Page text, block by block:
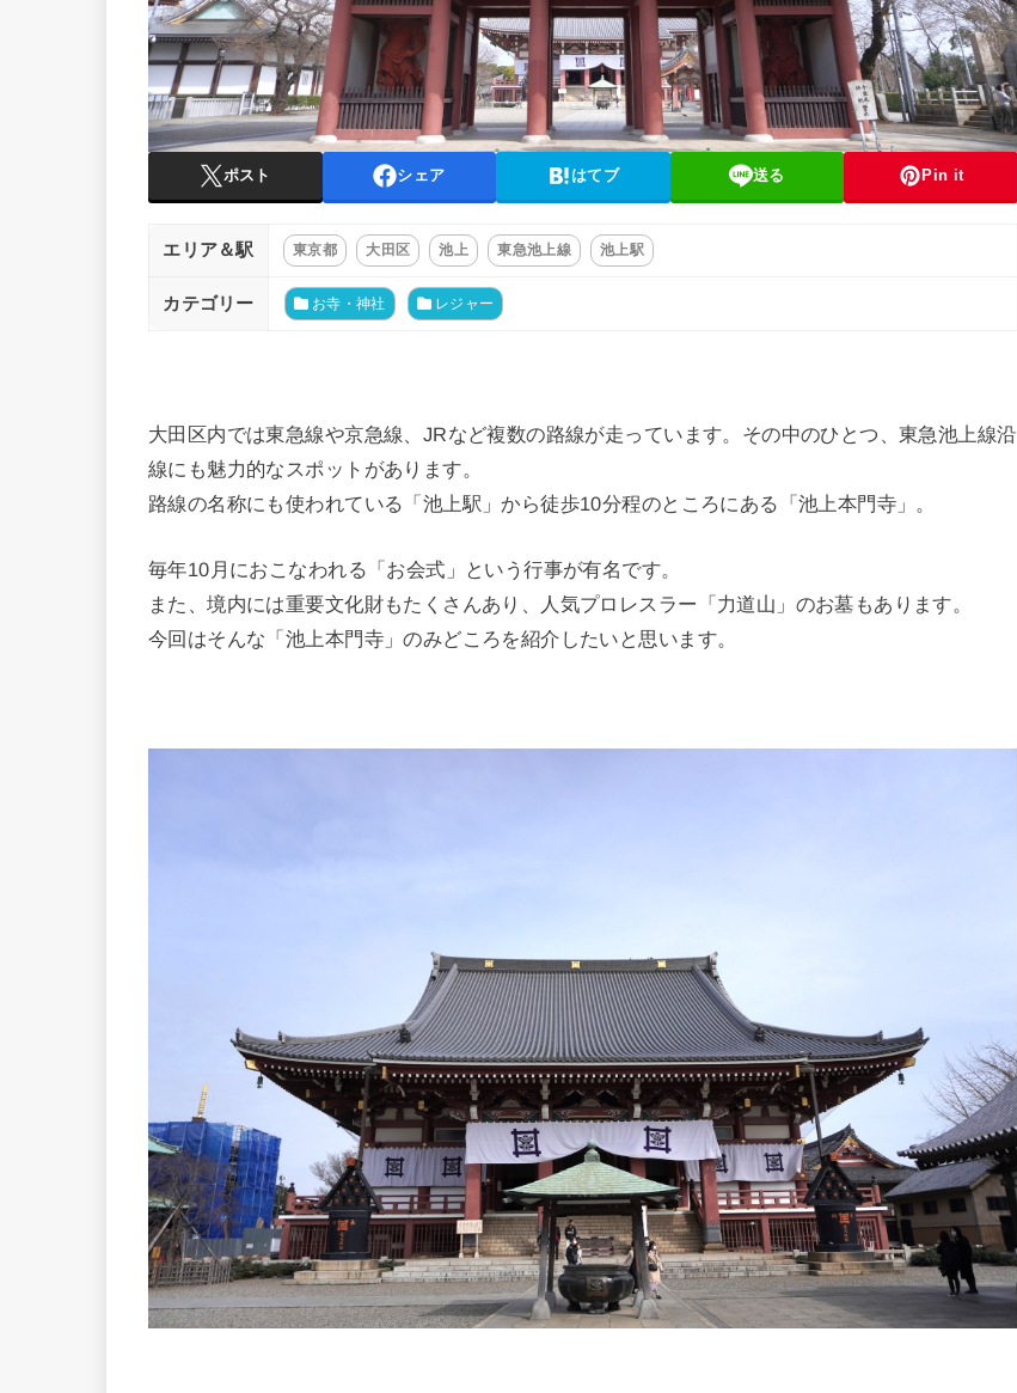
ポスト シェア はてブ 送る Pin it
エリア＆駅 東京都 大田区 池上 東急池上線 池上駅
カテゴリー お寺・神社 レジャー
大田区内では東急線や京急線、JRなど複数の路線が走っています。その中のひとつ、東急池上線沿
線にも魅力的なスポットがあります。
路線の名称にも使われている「池上駅」から徒歩10分程のところにある「池上本門寺」。
毎年10月におこなわれる「お会式」という行事が有名です。
また、境内には重要文化財もたくさんあり、人気プロレスラー「力道山」のお墓もあります。
今回はそんな「池上本門寺」のみどころを紹介したいと思います。